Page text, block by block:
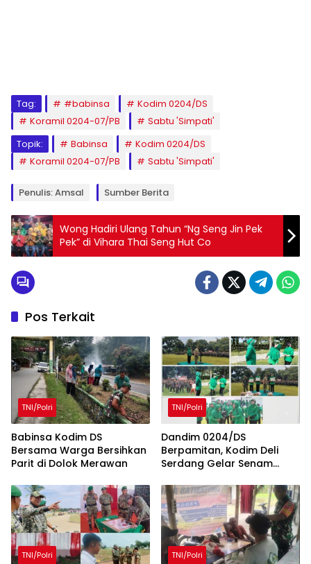
Tag: #babinsa
Kodim 0204/DS
Koramil 0204-07/PB
Sabtu 'Simpati'
Topik:
Babinsa
Kodim 0204/DS
Koramil 0204-07/PB
Sabtu 'Simpati'
Penulis: Amsal Sumber Berita
Wong Hadiri Ulang Tahun “Ng Seng Jin Pek
Pek” di Vihara Thai Seng Hut Co
Pos Terkait
TNI/Polri
Babinsa Kodim DS
Bersama Warga Bersihkan
Parit di Dolok Merawan
TNI/Polri
Dandim 0204/DS
Berpamitan, Kodim Deli
Serdang Gelar Senam
Penuh Kebersamaan
TNI/Polri TNI/Polri